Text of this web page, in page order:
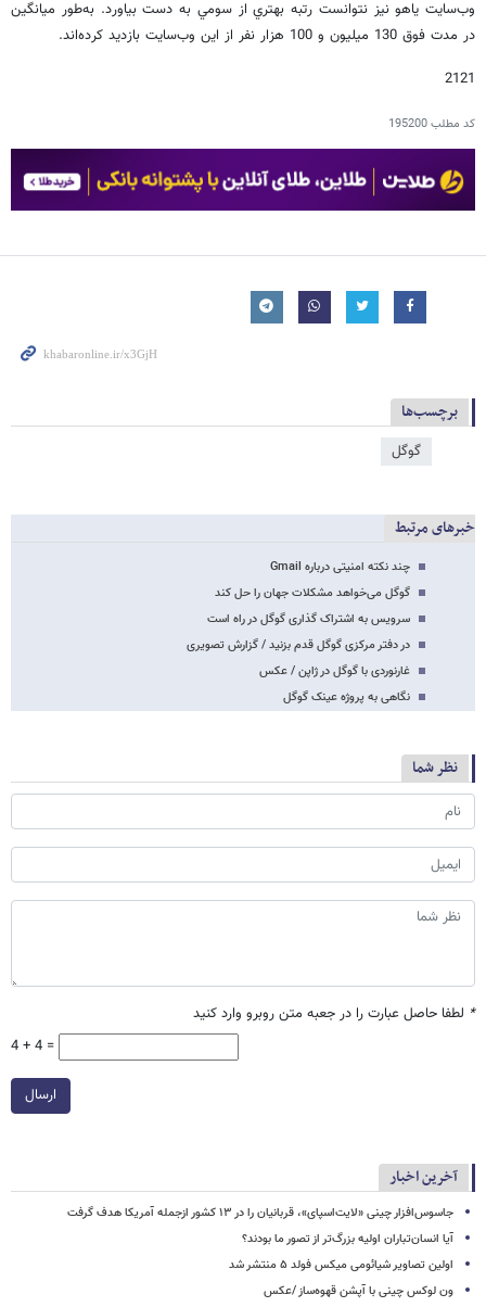
وب‌سايت ياهو نيز نتوانست رتبه بهتري از سومي به دست بياورد. به‌طور ميانگين
در مدت فوق 130 ميليون و 100 هزار نفر از اين وب‌سايت بازديد کرده‌اند.
2121
کد مطلب195200
برچسب‌ها
گوگل
خبرهای مرتبط
چند نکته امنیتی درباره Gmail
گوگل می‌خواهد مشکلات جهان را حل کند
سرویس به اشتراک گذاری گوگل در راه است
در دفتر مرکزی گوگل قدم بزنید / گزارش تصویری
غارنوردی با گوگل در ژاپن / عکس
نگاهی به پروژه عینک گوگل
نظر شما
* لطفا حاصل عبارت را در جعبه متن روبرو وارد کنید
4 + 4 =
ارسال
آخرین اخبار
جاسوس‌افزار چینی «لایت‌اسپای»، قربانیان را در ۱۳ کشور ازجمله آمریکا هدف گرفت
آیا انسان‌تباران اولیه بزرگ‌تر از تصور ما بودند؟
اولین تصاویر شیائومی میکس فولد ۵ منتشر شد
ون لوکس چینی با آپشن قهوه‌ساز /عکس